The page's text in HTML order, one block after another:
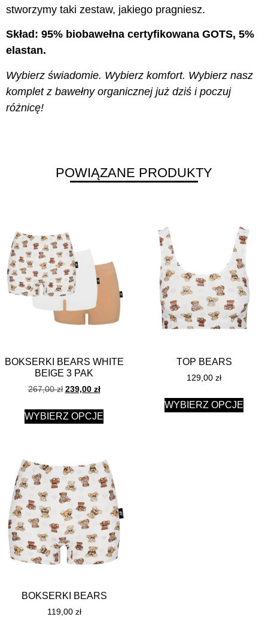
stworzymy taki zestaw, jakiego pragniesz.
Skład: 95% biobawełna certyfikowana GOTS, 5%
elastan.
Wybierz świadomie. Wybierz komfort. Wybierz nasz
komplet z bawełny organicznej już dziś i poczuj
różnicę!
POWIĄZANE PRODUKTY
BOKSERKI BEARS WHITE
BEIGE 3 PAK
267,00zł 239,00 zł
WYBIERZ OPCJE
TOP BEARS
129,00 zł
WYBIERZ OPCJE
BOKSERKI BEARS
119,00 zł